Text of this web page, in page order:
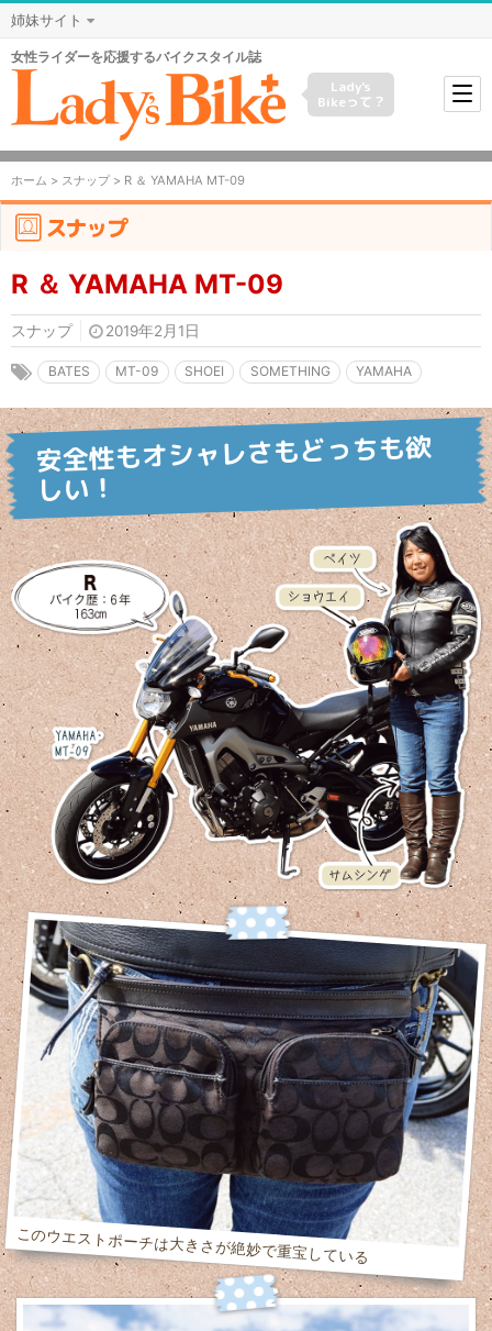
姉妹サイト
女性ライダーを応援するバイクスタイル誌
Lady's
Bikeって？
ホーム > スナップ > R ＆ YAMAHA MT-09
スナップ
R ＆ YAMAHA MT-09
スナップ 2019年2月1日
BATES MT-09 SHOEI SOMETHING YAMAHA
安全性もオシャレさもどっちも欲
しい！
このウエストポーチは大きさが絶妙で重宝している